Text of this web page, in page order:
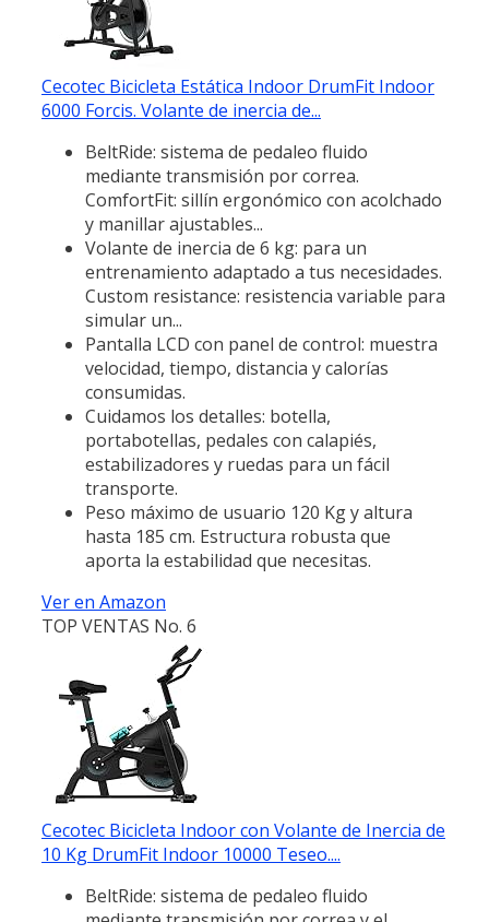
Cecotec Bicicleta Estática Indoor DrumFit Indoor
6000 Forcis. Volante de inercia de...
BeltRide: sistema de pedaleo fluido
mediante transmisión por correa.
ComfortFit: sillín ergonómico con acolchado
y manillar ajustables...
Volante de inercia de 6 kg: para un
entrenamiento adaptado a tus necesidades.
Custom resistance: resistencia variable para
simular un...
Pantalla LCD con panel de control: muestra
velocidad, tiempo, distancia y calorías
consumidas.
Cuidamos los detalles: botella,
portabotellas, pedales con calapiés,
estabilizadores y ruedas para un fácil
transporte.
Peso máximo de usuario 120 Kg y altura
hasta 185 cm. Estructura robusta que
aporta la estabilidad que necesitas.
Ver en Amazon
TOP VENTAS No. 6
Cecotec Bicicleta Indoor con Volante de Inercia de
10 Kg DrumFit Indoor 10000 Teseo....
BeltRide: sistema de pedaleo fluido